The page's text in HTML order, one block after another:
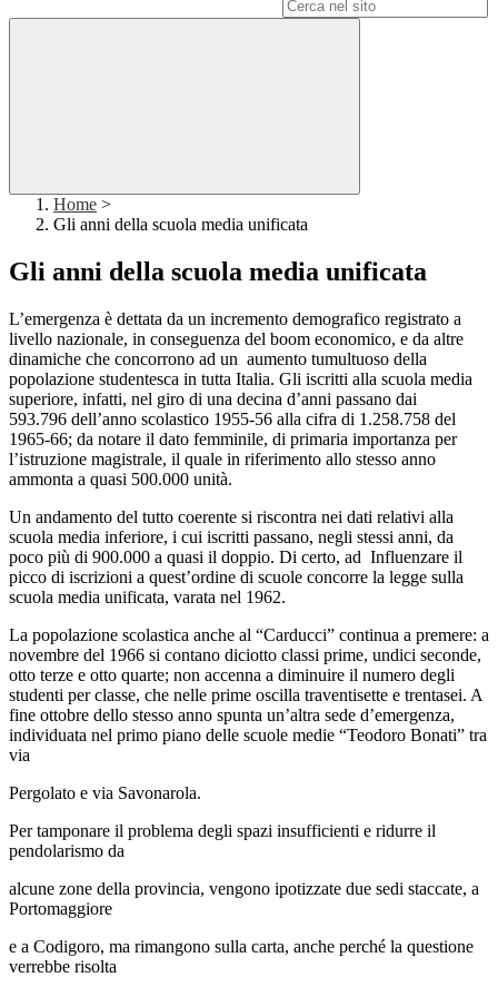
Home >
Gli anni della scuola media unificata
Gli anni della scuola media unificata
L’emergenza è dettata da un incremento demografico registrato a
livello nazionale, in conseguenza del boom economico, e da altre
dinamiche che concorrono ad un aumento tumultuoso della
popolazione studentesca in tutta Italia. Gli iscritti alla scuola media
superiore, infatti, nel giro di una decina d’anni passano dai
593.796 dell’anno scolastico 1955-56 alla cifra di 1.258.758 del
1965-66; da notare il dato femminile, di primaria importanza per
l’istruzione magistrale, il quale in riferimento allo stesso anno
ammonta a quasi 500.000 unità.
Un andamento del tutto coerente si riscontra nei dati relativi alla
scuola media inferiore, i cui iscritti passano, negli stessi anni, da
poco più di 900.000 a quasi il doppio. Di certo, ad Influenzare il
picco di iscrizioni a quest’ordine di scuole concorre la legge sulla
scuola media unificata, varata nel 1962.
La popolazione scolastica anche al “Carducci” continua a premere: a
novembre del 1966 si contano diciotto classi prime, undici seconde,
otto terze e otto quarte; non accenna a diminuire il numero degli
studenti per classe, che nelle prime oscilla traventisette e trentasei. A
fine ottobre dello stesso anno spunta un’altra sede d’emergenza,
individuata nel primo piano delle scuole medie “Teodoro Bonati” tra
via
Pergolato e via Savonarola.
Per tamponare il problema degli spazi insufficienti e ridurre il
pendolarismo da
alcune zone della provincia, vengono ipotizzate due sedi staccate, a
Portomaggiore
e a Codigoro, ma rimangono sulla carta, anche perché la questione
verrebbe risolta